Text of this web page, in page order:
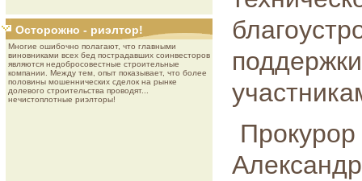
Осторожно - риэлтор!
Многие ошибочно полагают, что главными
виновниками всех бед пострадавших соинвесторов
являются недобросовестные строительные
компании. Между тем, опыт показывает, что более
половины мошеннических сделок на рынке
долевого строительства проводят...
нечистоплотные риэлторы!